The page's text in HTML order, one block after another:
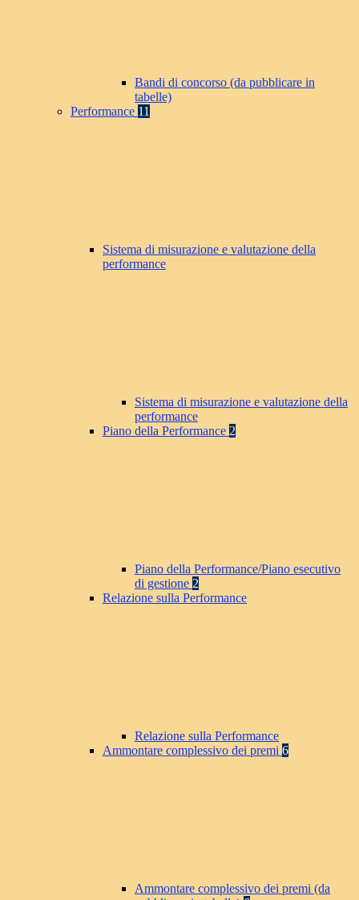
Bandi di concorso (da pubblicare in
tabelle)
Performance 11
Sistema di misurazione e valutazione della
performance
Sistema di misurazione e valutazione della
performance
Piano della Performance 2
Piano della Performance/Piano esecutivo
di gestione 2
Relazione sulla Performance
Relazione sulla Performance
Ammontare complessivo dei premi 6
Ammontare complessivo dei premi (da